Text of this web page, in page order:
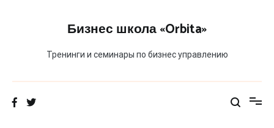
Бизнес школа «Orbita»
Тренинги и семинары по бизнес управлению